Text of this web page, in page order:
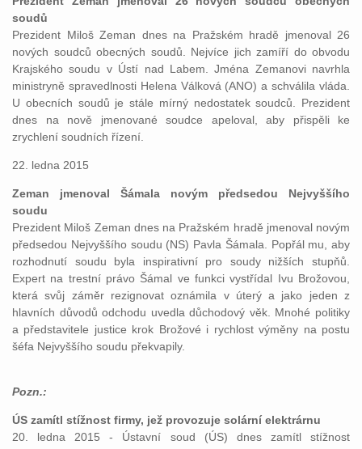
soudů
Prezident Miloš Zeman dnes na Pražském hradě jmenoval 26
nových soudců obecných soudů. Nejvíce jich zamíří do obvodu
Krajského soudu v Ústí nad Labem. Jména Zemanovi navrhla
ministryně spravedlnosti Helena Válková (ANO) a schválila vláda.
U obecních soudů je stále mírný nedostatek soudců. Prezident
dnes na nově jmenované soudce apeloval, aby přispěli ke
zrychlení soudních řízení.
22. ledna 2015
Zeman jmenoval Šámala novým předsedou Nejvyššího
soudu
Prezident Miloš Zeman dnes na Pražském hradě jmenoval novým
předsedou Nejvyššího soudu (NS) Pavla Šámala. Popřál mu, aby
rozhodnutí soudu byla inspirativní pro soudy nižších stupňů.
Expert na trestní právo Šámal ve funkci vystřídal Ivu Brožovou,
která svůj záměr rezignovat oznámila v úterý a jako jeden z
hlavních důvodů odchodu uvedla důchodový věk. Mnohé politiky
a představitele justice krok Brožové i rychlost výměny na postu
šéfa Nejvyššího soudu překvapily.
Pozn.:
ÚS zamítl stížnost firmy, jež provozuje solární elektrárnu
20. ledna 2015 - Ústavní soud (ÚS) dnes zamítl stížnost